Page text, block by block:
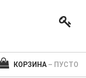
КОРЗИНА – ПУСТО